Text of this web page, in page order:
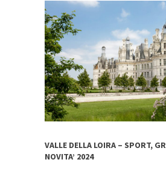
VALLE DELLA LOIRA – SPORT,
NOVITA’ 2024